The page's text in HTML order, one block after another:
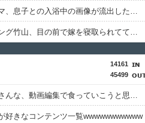
【画像】美人ママ、息子との入浴中の画像が流出した結果・・・
【画像】カンニング竹山、目の前で嫁を寝取られてて草wwwww
14161
45499
三児のパパ『父さんな、動画編集で食っていこうと思うんだ』→結果
好きなコンテンツ一覧wwwwwwwwwww